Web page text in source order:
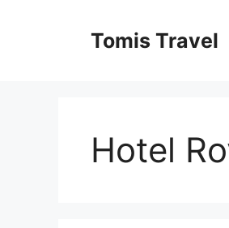
Tomis Travel
Hotel